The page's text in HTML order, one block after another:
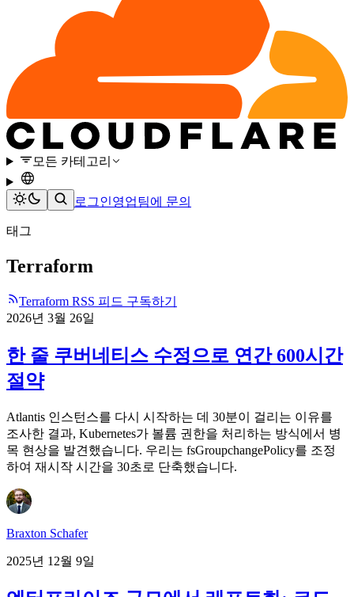
모든 카테고리
로그인영업팀에 문의
태그
Terraform
Terraform RSS 피드 구독하기
2026년 3월 26일
한 줄 쿠버네티스 수정으로 연간 600시간
절약
Atlantis 인스턴스를 다시 시작하는 데 30분이 걸리는 이유를
조사한 결과, Kubernetes가 볼륨 권한을 처리하는 방식에서 병
목 현상을 발견했습니다. 우리는 fsGroupchangePolicy를 조정
하여 재시작 시간을 30초로 단축했습니다.
Braxton Schafer
2025년 12월 9일